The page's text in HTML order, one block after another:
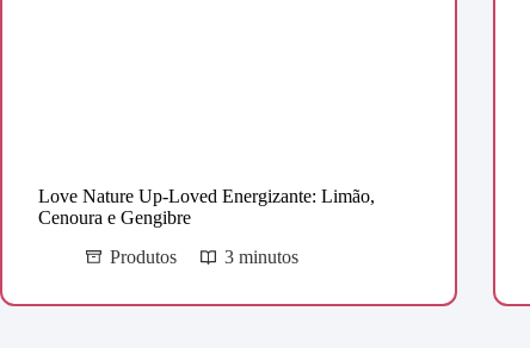
Love Nature Up-Loved Energizante: Limão,
Cenoura e Gengibre
Produtos
3 minutos